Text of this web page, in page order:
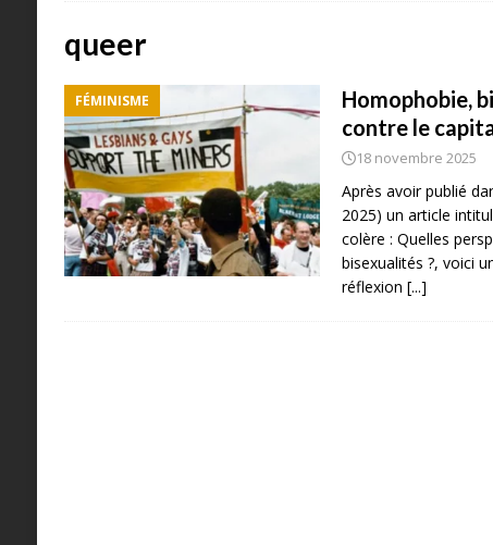
queer
FÉMINISME
Homophobie,
contre le
18 novembre 2025
Après avoir publié
2025) un article
colère : Quelles
bisexualités ?, voici
réflexion [...]